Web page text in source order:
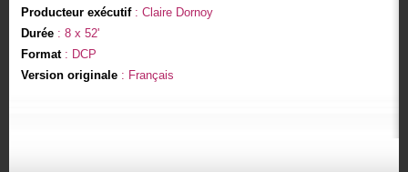
Producteur exécutif: Claire Dornoy
Durée: 8 x 52'
Format: DCP
Version originale: Français